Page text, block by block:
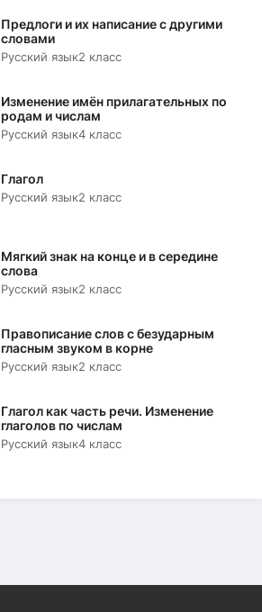
Предлоги и их написание с другими
словами
Русский язык2 класс
Изменение имён прилагательных по
родам и числам
Русский язык4 класс
Глагол
Русский язык2 класс
Мягкий знак на конце и в середине
слова
Русский язык2 класс
Правописание слов с безударным
гласным звуком в корне
Русский язык2 класс
Глагол как часть речи. Изменение
глаголов по числам
Русский язык4 класс